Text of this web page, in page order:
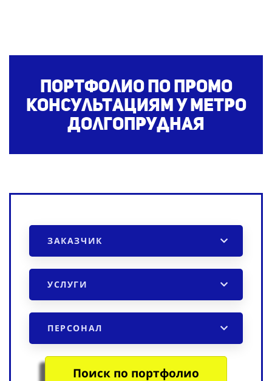
Портфолио по промо
консультацияму метро
Долгопрудная
ЗАКАЗЧИК
УСЛУГИ
ПЕРСОНАЛ
Поиск по портфолио